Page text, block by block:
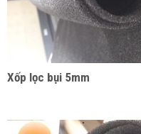
Xốp lọc bụi 5mm